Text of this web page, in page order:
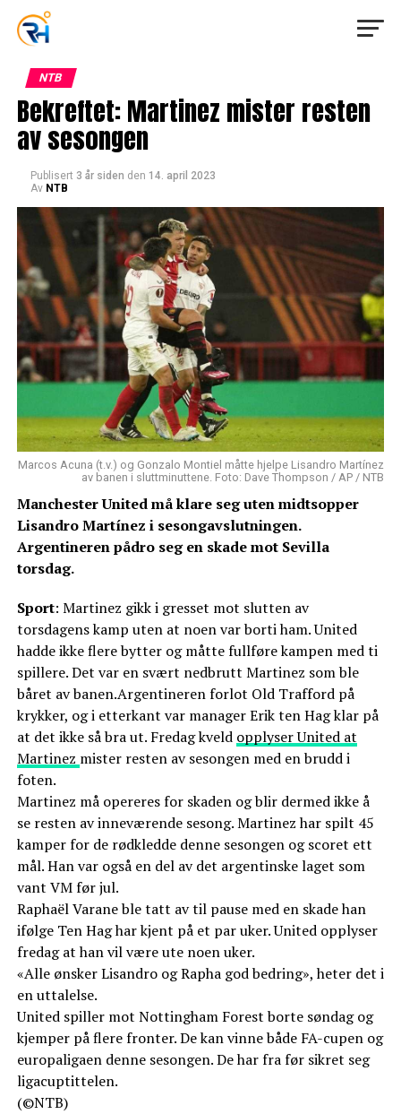
NTB
Bekreftet: Martinez mister resten
av sesongen
Publisert 3 år siden den 14. april 2023
Av NTB
Marcos Acuna (t.v.) og Gonzalo Montiel måtte hjelpe Lisandro Martínez
av banen i sluttminuttene. Foto: Dave Thompson / AP / NTB
Manchester United må klare seg uten midtsopper
Lisandro Martínez i sesongavslutningen.
Argentineren pådro seg en skade mot Sevilla
torsdag.
Sport: Martinez gikk i gresset mot slutten av
torsdagens kamp uten at noen var borti ham. United
hadde ikke flere bytter og måtte fullføre kampen med ti
spillere. Det var en svært nedbrutt Martinez som ble
båret av banen.Argentineren forlot Old Trafford på
krykker, og i etterkant var manager Erik ten Hag klar på
at det ikke så bra ut. Fredag kveld opplyser United at
Martinez mister resten av sesongen med en brudd i
foten.
Martinez må opereres for skaden og blir dermed ikke å
se resten av inneværende sesong. Martinez har spilt 45
kamper for de rødkledde denne sesongen og scoret ett
mål. Han var også en del av det argentinske laget som
vant VM før jul.
Raphaël Varane ble tatt av til pause med en skade han
ifølge Ten Hag har kjent på et par uker. United opplyser
fredag at han vil være ute noen uker.
«Alle ønsker Lisandro og Rapha god bedring», heter det i
en uttalelse.
United spiller mot Nottingham Forest borte søndag og
kjemper på flere fronter. De kan vinne både FA-cupen og
europaligaen denne sesongen. De har fra før sikret seg
ligacuptittelen.
(©NTB)